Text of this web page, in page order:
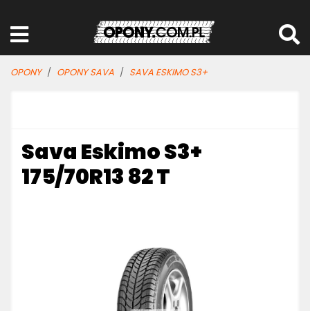
OPONY OPONY SAVA SAVA ESKIMO S3+
Sava Eskimo S3+
175/70R13 82 T